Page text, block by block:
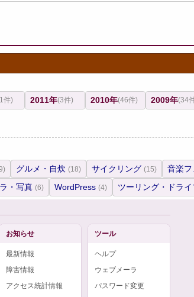
件) 2011年(3件) 2010年(46件) 2009年(34
グルメ・自炊 (18) サイクリング (15) 音楽フ
・写真 (6) WordPress (4) ツーリング・ドライ
お知らせ
最新情報
障害情報
アクセス統計情報
ツール
ヘルプ
ウェブメーラ
パスワード変更